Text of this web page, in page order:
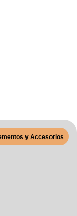
y Accesorios